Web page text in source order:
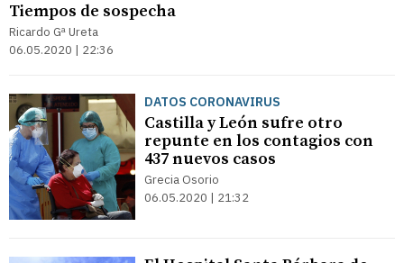
Tiempos de sospecha
Ricardo Gª Ureta
06.05.2020 | 22:36
DATOS CORONAVIRUS
Castilla y León sufre otro
repunte en los contagios con
437 nuevos casos
Grecia Osorio
06.05.2020 | 21:32